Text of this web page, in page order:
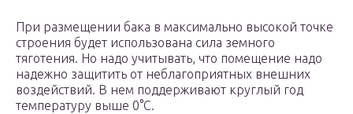
При размещении бака в максимально высокой точке
строения будет использована сила земного
тяготения. Но надо учитывать, что помещение надо
надежно защитить от неблагоприятных внешних
воздействий. В нем поддерживают круглый год
температуру выше 0°С.